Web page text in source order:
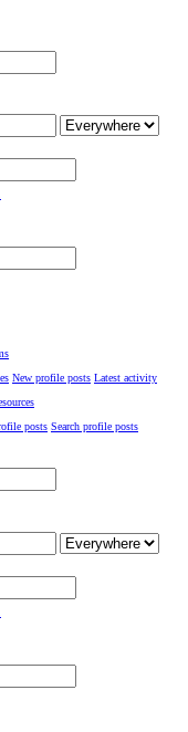
New profile posts Latest activity
posts Search profile posts